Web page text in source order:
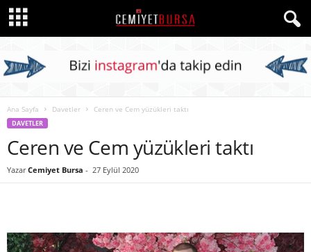
Ana Sayfa Davetler Ceren ve Cem yüzükleri taktı
DAVETLER
Ceren ve Cem yüzükleri taktı
Yazar Cemiyet Bursa - 27 Eylül 2020